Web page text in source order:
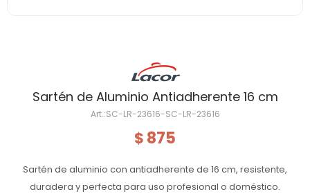
Sartén de Aluminio Antiadherente 16 cm
SC-LR-23616-SC-LR-23616
$ 875
Sartén de aluminio con antiadherente de 16 cm, resistente,
duradera y perfecta para uso profesional o doméstico.